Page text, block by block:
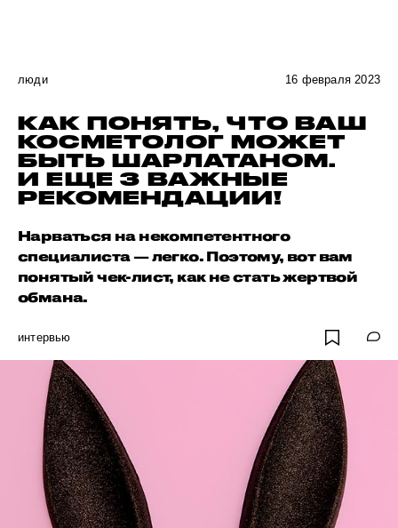
люди 16 февраля 2023
КАК ПОНЯТЬ, ЧТО ВАШ
КОСМЕТОЛОГ МОЖЕТ
БЫТЬ ШАРЛАТАНОМ.
И ЕЩЕ 3 ВАЖНЫЕ
РЕКОМЕНДАЦИИ!
Нарваться на некомпетентного
специалиста — легко. Поэтому, вот вам
понятый чек-лист, как не стать жертвой
обмана.
интервью